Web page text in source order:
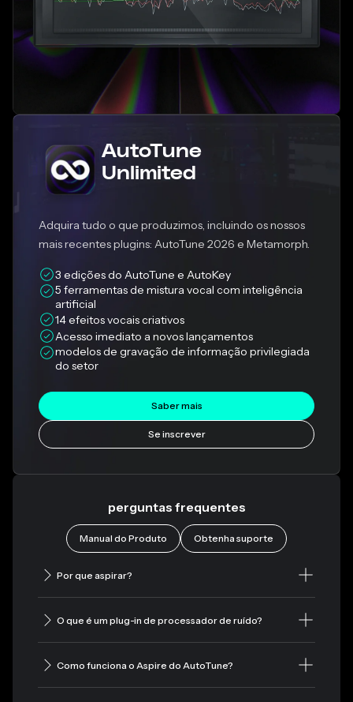
AutoTune
Unlimited
Adquira tudo o que produzimos, incluindo os nossos
mais recentes plugins: AutoTune 2026 e Metamorph.
3 edições do AutoTune e AutoKey
5 ferramentas de mistura vocal com inteligência
artificial
14 efeitos vocais criativos
Acesso imediato a novos lançamentos
modelos de gravação de informação privilegiada
do setor
Saber mais
Se inscrever
perguntas frequentes
Manual do Produto Obtenha suporte
Por que aspirar?
O que é um plug-in de processador de ruído?
Como funciona o Aspire do AutoTune?